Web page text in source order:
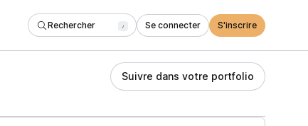
Rechercher / Se connecter S'inscrire
Suivre dans votre portfolio